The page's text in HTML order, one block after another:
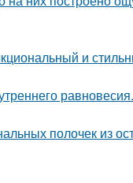
и
равновесия.
полочек из